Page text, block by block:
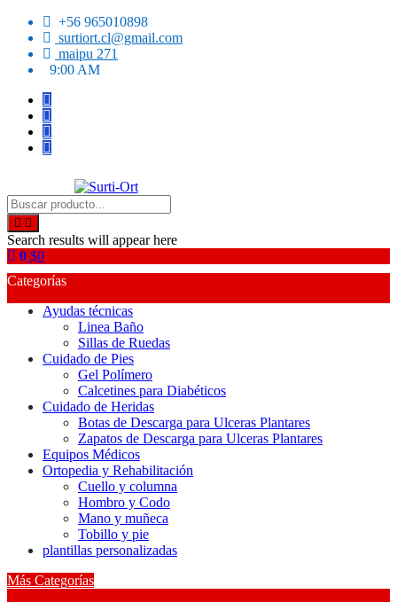
Skip
content
+56 965010898
surtiort.cl@gmail.com
maipu 271
9:00 AM
Surti-Ort
SO
Search results will appear here
0 $0
Categorías
Ayudas técnicas
Linea Baño
Sillas de Ruedas
Cuidado de Pies
Gel Polímero
Calcetines para Diabéticos
Cuidado de Heridas
Botas de Descarga para Ulceras Plantares
Zapatos de Descarga para Ulceras Plantares
Equipos Médicos
Ortopedia y Rehabilitación
Cuello y columna
Hombro y Codo
Mano y muñeca
Tobillo y pie
plantillas personalizadas
Más Categorías